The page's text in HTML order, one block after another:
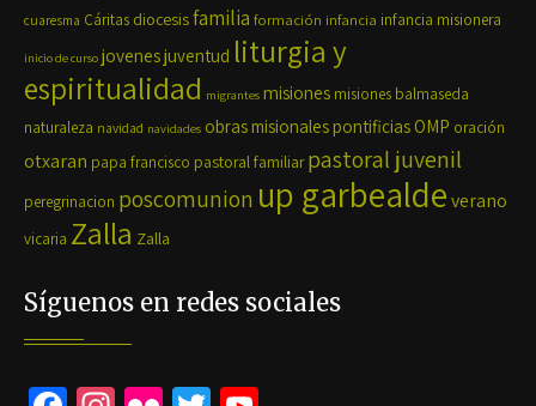
cuaresma Cáritas diocesisfamilia formación infancia infancia misionera
inicio de curso jovenesjuventud liturgia y
espiritualidad migrantes misiones misiones balmaseda
naturaleza navidad navidades obras misionales pontificias OMP oración
otxaran papa francisco pastoral familiar pastoral juvenil
peregrinacion poscomunion up garbealdeverano
vicaria Zalla Zalla
Síguenos en redes sociales